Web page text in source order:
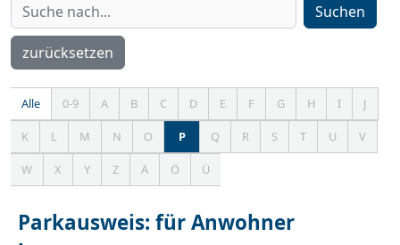
Suchen
zurücksetzen
Alle
Einträge
zeigen
0-9 A B C D E F G H I J
K L M N O P Q R S T U V
W X Y Z Ä Ö Ü
Parkausweis: für Anwohner